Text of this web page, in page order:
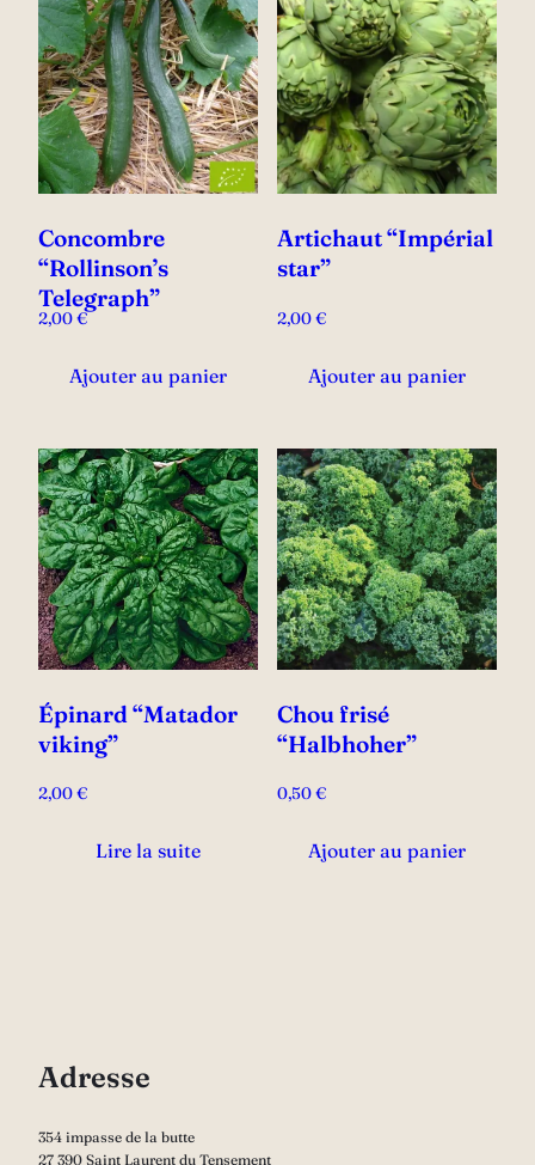
Concombre
“Rollinson’s
Telegraph”
2,00€
Ajouter au panier
Artichaut “Impérial
star”
2,00€
Ajouter au panier
Épinard “Matador
viking”
2,00€
Lire la suite
Chou frisé
“Halbhoher”
0,50€
Ajouter au panier
Adresse
354 impasse de la butte
27 390 Saint Laurent du Tensement